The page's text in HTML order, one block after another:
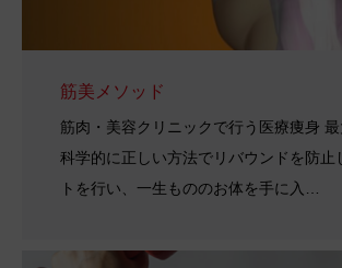
筋美メソッド
筋肉・美容クリニックで行う医療痩身
科学的に正しい方法でリバウンドを防止
トを行い、一生もののお体を手に入…